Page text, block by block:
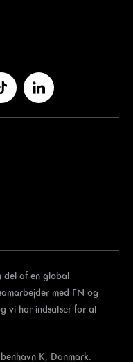
del af en global
med FN og
vi har indsatser for at
K, Danmark.